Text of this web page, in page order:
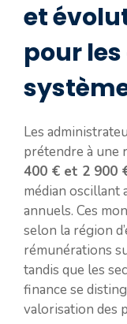
et
pour
Les
prétendre à une
400 € et 2 900
médian oscillant
annuels. Ces
selon la région
rémunérations
tandis que les
finance se
valorisation des